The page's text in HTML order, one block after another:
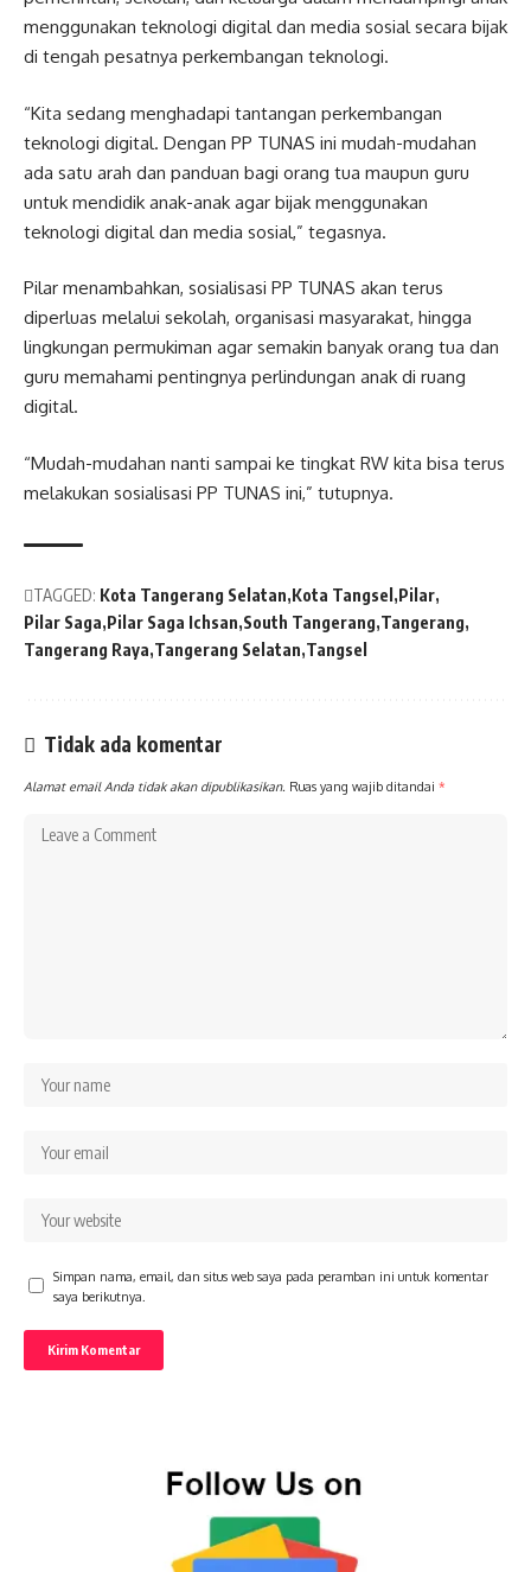
menggunakan teknologi digital dan media sosial secara bijak
di tengah pesatnya perkembangan teknologi.
“Kita sedang menghadapi tantangan perkembangan
teknologi digital. Dengan PP TUNAS ini mudah-mudahan
ada satu arah dan panduan bagi orang tua maupun guru
untuk mendidik anak-anak agar bijak menggunakan
teknologi digital dan media sosial,” tegasnya.
Pilar menambahkan, sosialisasi PP TUNAS akan terus
diperluas melalui sekolah, organisasi masyarakat, hingga
lingkungan permukiman agar semakin banyak orang tua dan
guru memahami pentingnya perlindungan anak di ruang
digital.
“Mudah-mudahan nanti sampai ke tingkat RW kita bisa terus
melakukan sosialisasi PP TUNAS ini,” tutupnya.
TAGGED: Kota Tangerang Selatan Kota Tangsel Pilar
Pilar Saga Pilar Saga Ichsan South Tangerang Tangerang
Tangerang Raya Tangerang Selatan Tangsel
Tidak ada komentar
Alamat email Anda tidak akan dipublikasikan. Ruas yang wajib ditandai *
Simpan nama, email, dan situs web saya pada peramban ini untuk komentar
saya berikutnya.